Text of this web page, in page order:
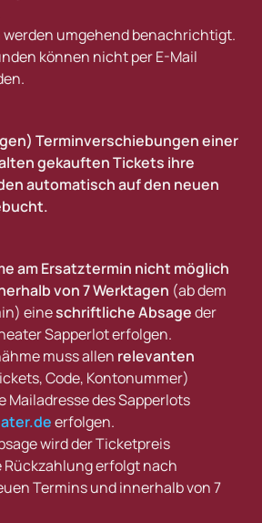
werden umgehend benachrichtigt.
können nicht per E-Mail
Terminverschiebungen einer
gekauften Tickets ihre
automatisch auf den neuen
am Ersatztermin nicht möglich
von 7 Werktagen (ab dem
eineschriftliche Absageder
Sapperlot erfolgen.
muss allen relevanten
Code, Kontonummer)
Mailadresse des Sapperlots
erfolgen.
wird der Ticketpreis
erfolgt nach
Termins und innerhalb von 7